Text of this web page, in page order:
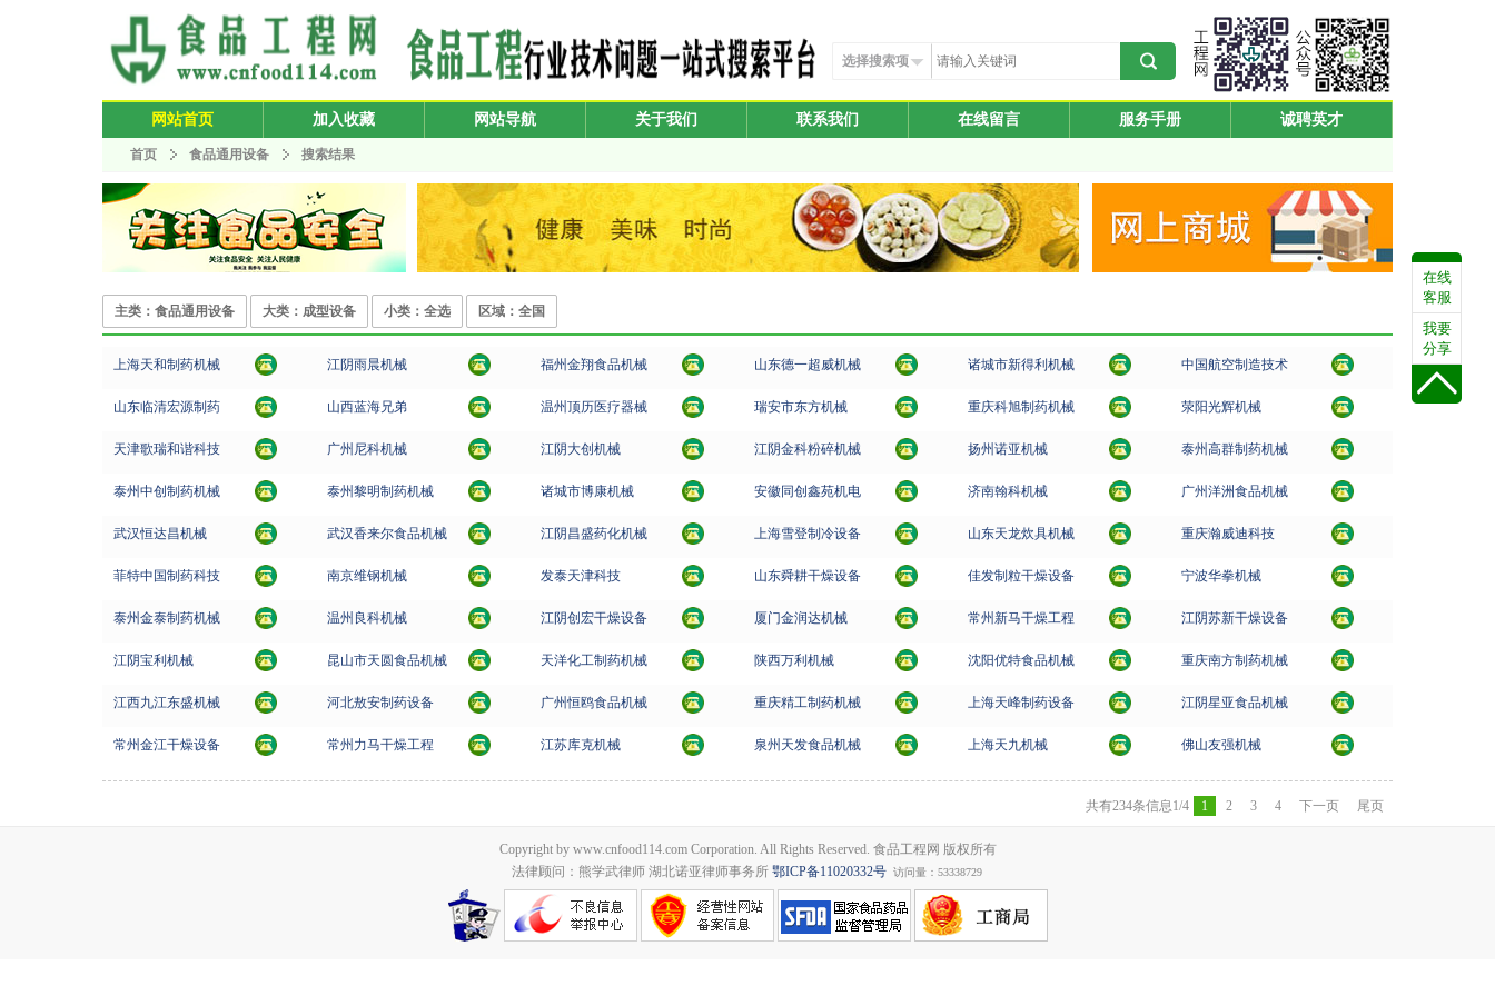
选择搜索项
网站首页 加入收藏 网站导航 关于我们 联系我们 在线留言 服务手册 诚聘英才
首页 食品通用设备 搜索结果
主类：食品通用设备 大类：成型设备 小类：全选 区域：全国
上海天和制药机械 江阴雨晨机械 福州金翔食品机械 山东德一超威机械 诸城市新得利机械 中国航空制造技术
山东临清宏源制药 山西蓝海兄弟 温州顶历医疗器械 瑞安市东方机械 重庆科旭制药机械 荥阳光辉机械
天津歌瑞和谐科技 广州尼科机械 江阴大创机械 江阴金科粉碎机械 扬州诺亚机械 泰州高群制药机械
泰州中创制药机械 泰州黎明制药机械 诸城市博康机械 安徽同创鑫苑机电 济南翰科机械 广州洋洲食品机械
武汉恒达昌机械 武汉香来尔食品机械 江阴昌盛药化机械 上海雪登制冷设备 山东天龙炊具机械 重庆瀚威迪科技
菲特中国制药科技 南京维钢机械 发泰天津科技 山东舜耕干燥设备 佳发制粒干燥设备 宁波华拳机械
泰州金泰制药机械 温州良科机械 江阴创宏干燥设备 厦门金润达机械 常州新马干燥工程 江阴苏新干燥设备
江阴宝利机械 昆山市天圆食品机械 天洋化工制药机械 陕西万利机械 沈阳优特食品机械 重庆南方制药机械
江西九江东盛机械 河北敖安制药设备 广州恒鸥食品机械 重庆精工制药机械 上海天峰制药设备 江阴星亚食品机械
常州金江干燥设备 常州力马干燥工程 江苏库克机械 泉州天发食品机械 上海天九机械 佛山友强机械
共有234条信息1/4 1 2 3 4 下一页 尾页
在线
客服
我要
分享
Copyright by www.cnfood114.com Corporation. All Rights Reserved. 食品工程网 版权所有
法律顾问：熊学武律师 湖北诺亚律师事务所 鄂ICP备11020332号 访问量：53338729